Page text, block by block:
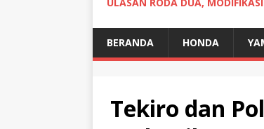
BERANDA HONDA
Tekiro dan